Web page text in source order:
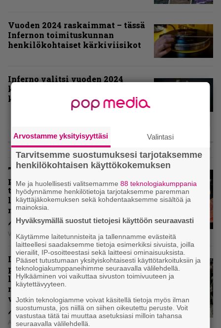
Vuoden 2024 raskaimmat – tässä
Infernon toimituskunnan
henkilökohtaiset kärkiviisikot
Inferno valitsi vuoden 2024
kovimmat albumit – tässä
kotimaisten kymmenen parasta
”Metallica ei ole koskaan
pelännyt kehittyä ja muuttua” –
tarkistelussa 30 vuotta täyttävä
levy, joka jakaa fanien
mielipiteet
Vesa Siltanen
Levyarvio: Coronerin
paluualbumi 32 vuotta edellisen
levytyksen jälkeen ei voi
mitenkään täyttää odotuksia. Vai
voiko?
Aki Nuopponen
Arvostamme yksityisyyttäsi Valintasi
Tarvitsemme suostumuksesi tarjotaksemme
henkilökohtaisen käyttökokemuksen
Me ja huolellisesti valitsemamme88 teknologiakumppania
hyödynnämme henkilötietoja tarjotaksemme paremman
käyttäjäkokemuksen sekä kohdentaaksemme sisältöä ja
mainoksia.
Hyväksymällä suostut tietojesi käyttöön seuraavasti
Käytämme laitetunnisteita ja tallennamme evästeitä
laitteellesi saadaksemme tietoja esimerkiksi sivuista, joilla
vierailit, IP-osoitteestasi sekä laitteesi ominaisuuksista.
Pääset tutustumaan yksityiskohtaisesti käyttötarkoituksiin ja
teknologiakumppaneihimme seuraavalla välilehdellä.
Hylkääminen voi vaikuttaa sivuston toimivuuteen ja
käytettävyyteen.
Jotkin teknologiamme voivat käsitellä tietoja myös ilman
suostumusta, jos niillä on siihen oikeutettu peruste. Voit
vastustaa tätä tai muuttaa asetuksiasi milloin tahansa
seuraavalla välilehdellä.